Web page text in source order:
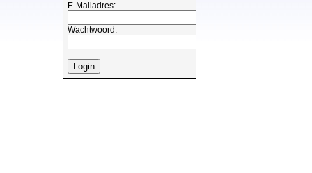
E-Mailadres:
Wachtwoord: